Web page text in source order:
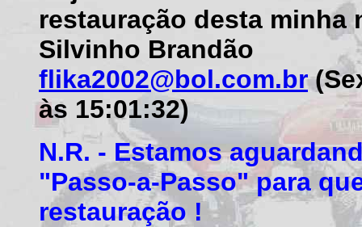
restauração desta minha
Silvinho Brandão
flika2002@bol.com.br
às 15:01:32)
N.R. - Estamos
"Passo-a-Passo" para
restauração !